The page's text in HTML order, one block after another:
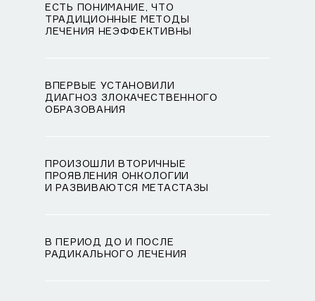
ЕСТЬ ПОНИМАНИЕ, ЧТО
ТРАДИЦИОННЫЕ МЕТОДЫ
ЛЕЧЕНИЯ НЕЭФФЕКТИВНЫ
ВПЕРВЫЕ УСТАНОВИЛИ
ДИАГНОЗ ЗЛОКАЧЕСТВЕННОГО
ОБРАЗОВАНИЯ
ПРОИЗОШЛИ ВТОРИЧНЫЕ
ПРОЯВЛЕНИЯ ОНКОЛОГИИ
И РАЗВИВАЮТСЯ МЕТАСТАЗЫ
В ПЕРИОД ДО И ПОСЛЕ
РАДИКАЛЬНОГО ЛЕЧЕНИЯ